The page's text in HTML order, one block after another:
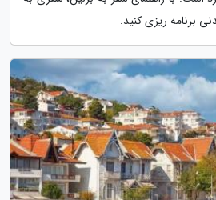
برنامه ریزی کنید.